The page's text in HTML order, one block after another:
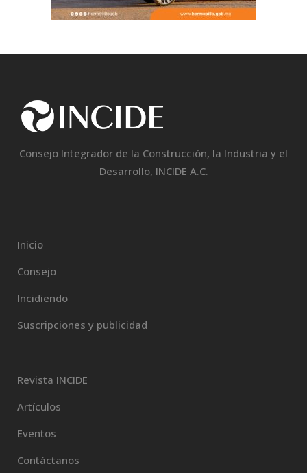
Consejo Integrador de la Construcción, la Industria y el
Desarrollo, INCIDE A.C.
Inicio
Consejo
Incidiendo
Suscripciones y publicidad
Revista INCIDE
Artículos
Eventos
Contáctanos